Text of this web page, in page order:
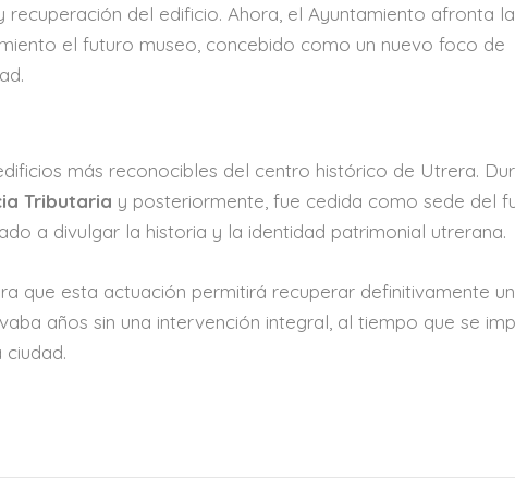
recuperación del edificio. Ahora, el Ayuntamiento afronta
el futuro museo, concebido como un nuevo foco de
más reconocibles del centro histórico de Utrera.
Tributaria y posteriormente, fue cedida como sede del
a divulgar la historia y la identidad patrimonial utrerana.
que esta actuación permitirá recuperar definitivamente un
años sin una intervención integral, al tiempo que se